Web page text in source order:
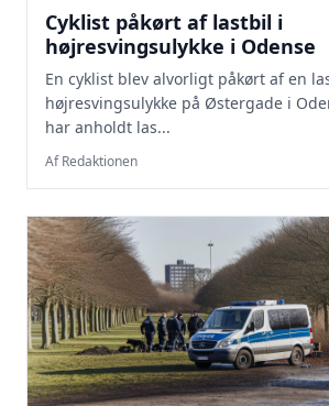
Cyklist påkørt af lastbil i
højresvingsulykke i Odense
En cyklist blev alvorligt påkørt af en
højresvingsulykke på Østergade i
har anholdt las...
Af Redaktionen